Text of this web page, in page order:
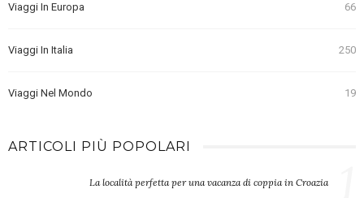
Viaggi In Europa 66
Viaggi In Italia 250
Viaggi Nel Mondo 19
ARTICOLI PIÙ POPOLARI
La località perfetta per una vacanza di coppia in Croazia